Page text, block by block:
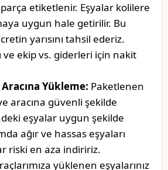
etiketlenir. Eşyalar kolilere
uygun hale getirilir. Bu
yarısını tahsil ederiz.
ve ekip vs. giderleri için nakit
Yükleme: Paketlenen
aracına güvenli şekilde
eşyalar uygun şekilde
ağır ve hassas eşyaları
riski en aza indiririz.
yüklenen eşyalarınız